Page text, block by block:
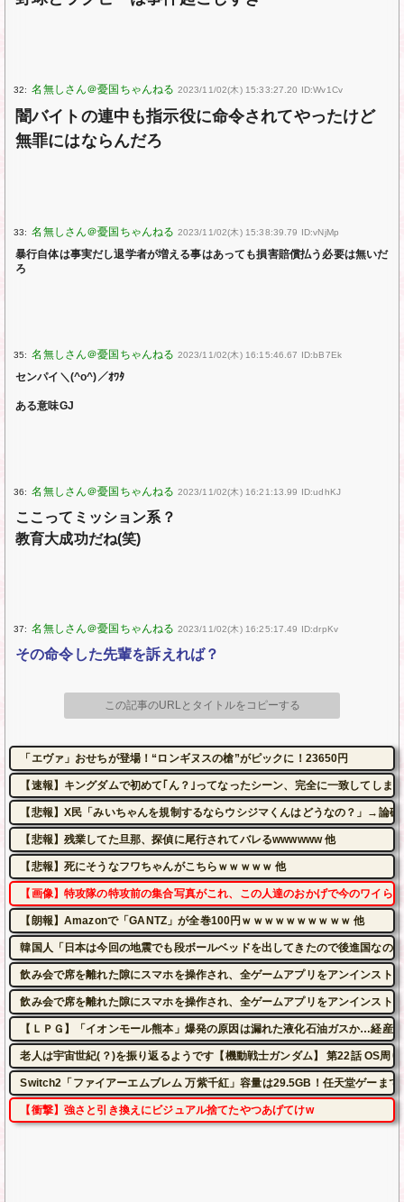
32: 2023/11/02(木) 15:33:27.20 ID:Wv1Cv
闇バイトの連中も指示役に命令されてやったけど
無罪にはならんだろ
33: 2023/11/02(木) 15:38:39.79 ID:vNjMp
暴行自体は事実だし退学者が増える事はあっても損害賠償払う必要は無いだ
ろ
35: 2023/11/02(木) 16:15:46.67 ID:bB7Ek
センパイ＼(^o^)／ｵﾜﾀ
ある意味GJ
36: 2023/11/02(木) 16:21:13.99 ID:udhKJ
ここってミッション系？
教育大成功だね(笑)
37: 2023/11/02(木) 16:25:17.49 ID:drpKv
その命令した先輩を訴えれば？
この記事のURLとタイトルをコピーする
「エヴァ」おせちが登場！“ロンギヌスの槍”がピックに！23650円
【速報】キングダムで初めて｢ん？｣ってなったシーン、完全に一致してしま
【悲報】X民「みいちゃんを規制するならウシジマくんはどうなの？」→論
【悲報】残業してた旦那、探偵に尾行されてバレるwwwwww 他
【悲報】死にそうなフワちゃんがこちらｗｗｗｗｗ 他
【画像】特攻隊の特攻前の集合写真がこれ、この人達のおかげで今のワイら
【朗報】Amazonで「GANTZ」が全巻100円ｗｗｗｗｗｗｗｗｗｗ 他
韓国人「日本は今回の地震でも段ボールベッドを出してきたので後進国なの
飲み会で席を離れた隙にスマホを操作され、全ゲームアプリをアンインス
飲み会で席を離れた隙にスマホを操作され、全ゲームアプリをアンインス
【ＬＰＧ】「イオンモール熊本」爆発の原因は漏れた液化石油ガスか…経産
老人は宇宙世紀(？)を振り返るようです【機動戦士ガンダム】 第22話 OS周
Switch2「ファイアーエムブレム 万紫千紅」容量は29.5GB！任天堂ゲーまで
【衝撃】強さと引き換えにビジュアル捨てたやつあげてけw